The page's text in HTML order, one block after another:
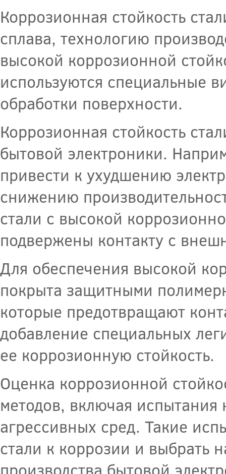
Коррозионная стойкость
сплава, технологию
высокой коррозионной
используются специальные
обработки поверхности.
Коррозионная стойкость
бытовой электроники.
привести к ухудшению
снижению
стали с высокой
подвержены контакту с
Для обеспечения высокой
покрыта защитными
которые предотвращают
добавление специальных
ее коррозионную стойкость.
Оценка коррозионной
методов, включая испытания
агрессивных сред. Такие
стали к коррозии и выбрать